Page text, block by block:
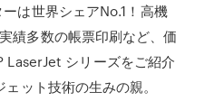
は世界シェアNo.1！高機
績多数の帳票印刷など、価
LaserJet シリーズをご紹介
ット技術の生みの親。